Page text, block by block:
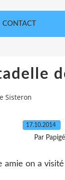
CONTACT
Sisteron
17.10.2014
Par Papigé
amie on a visité